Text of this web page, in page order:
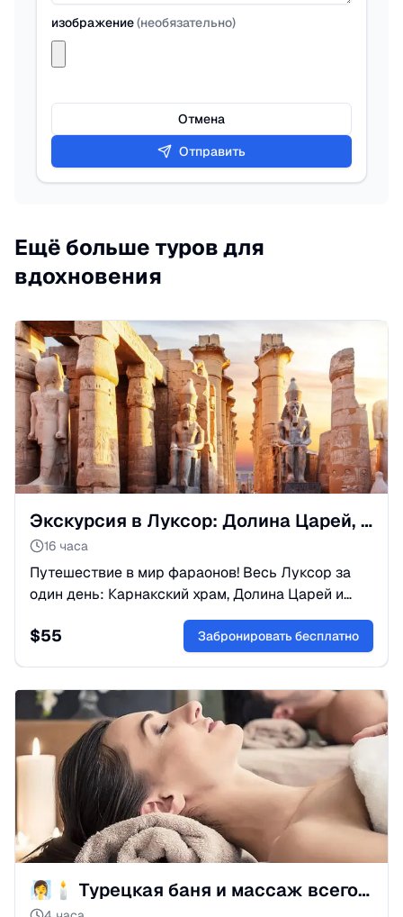
изображение(необязательно)
Отмена
Отправить
Ещё больше туров для
вдохновения
Экскурсия в Луксор: Долина Царей, Карнак и Храм Хатшепсут
16 часа
Путешествие в мир фараонов! Весь Луксор за
один день: Карнакский храм, Долина Царей и
колоссы Мемнона. История оживает здесь.
Забронируйте тур в Луксор!
$55 Забронировать бесплатно
🧖‍♀️🕯 Турецкая баня и массаж всего тела — из Сафага